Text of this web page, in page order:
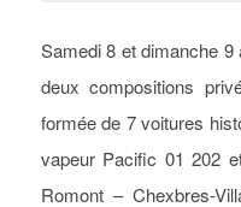
Samedi 8 et dimanche
deux compositions
formée de 7 voitures
vapeur Pacific 01 202
Romont – Chexbres-